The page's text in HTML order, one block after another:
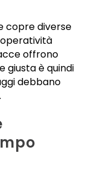
copre diverse
offrono
giusta è quindi
debbano